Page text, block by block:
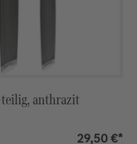
anthrazit
29,50 €*